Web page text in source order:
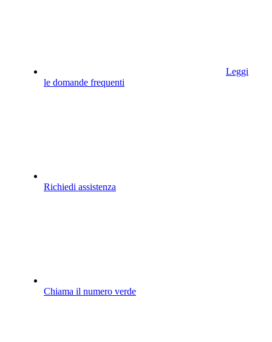
Leggi
le domande frequenti
Richiedi assistenza
Chiama il numero verde